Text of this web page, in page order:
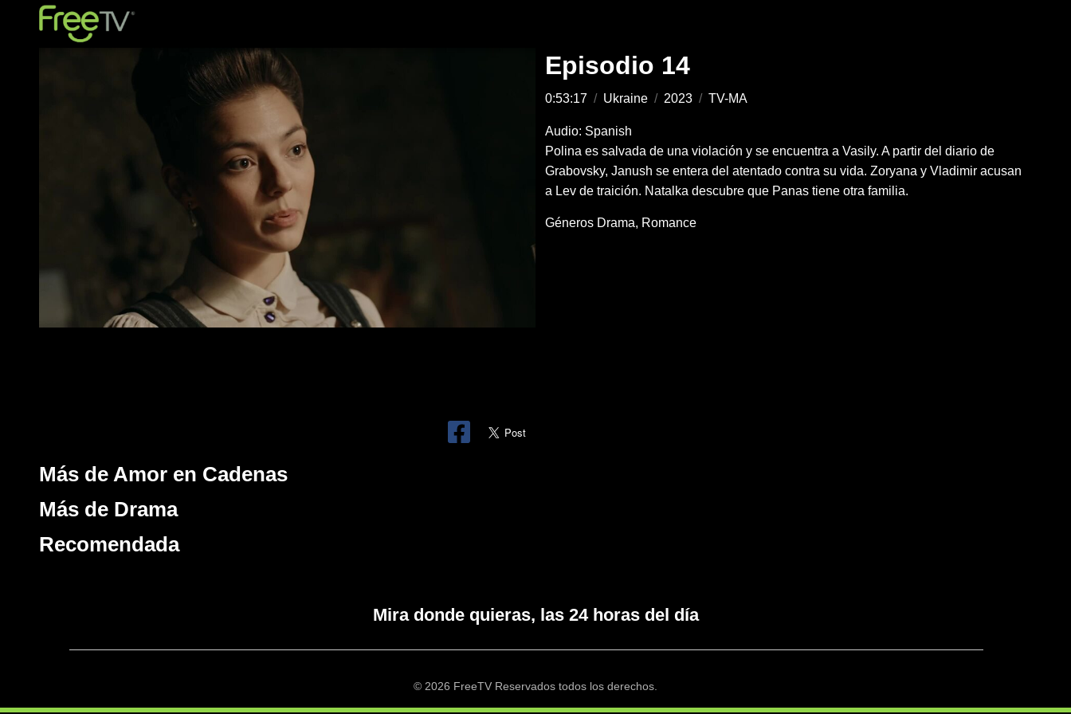
Episodio 14
0:53:17 / Ukraine / 2023 / TV-MA
Audio: Spanish
Polina es salvada de una violación y se encuentra a Vasily. A partir del diario de
Grabovsky, Janush se entera del atentado contra su vida. Zoryana y Vladimir acusan
a Lev de traición. Natalka descubre que Panas tiene otra familia.
Géneros Drama Romance
Más de Amor en Cadenas
Más de Drama
Recomendada
Mira donde quieras, las 24 horas del día
© 2026 FreeTV Reservados todos los derechos.